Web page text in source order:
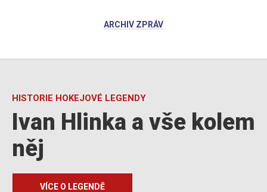
ARCHIV ZPRÁV
HISTORIE HOKEJOVÉ LEGENDY
Ivan Hlinka a vše kolem
něj
VÍCE O LEGENDĚ